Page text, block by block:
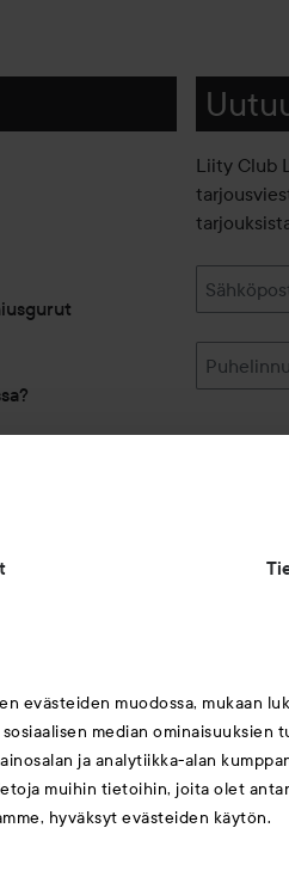
evästeiden muodossa, mukaan
median ominaisuuksien
ja analytiikka-alan
muihin tietoihin, joita olet
hyväksyt evästeiden käytön.
Liity Club